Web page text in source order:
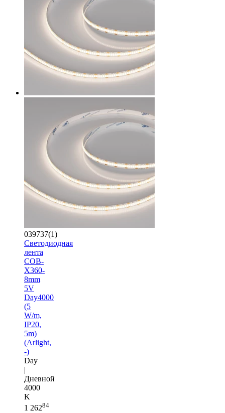
039737(1)
Светодиодная
лента
COB-
X360-
8mm
5V
Day4000
(5
W/m,
IP20,
5m)
(Arlight,
-)
Day
|
Дневной
4000
K
1 26284